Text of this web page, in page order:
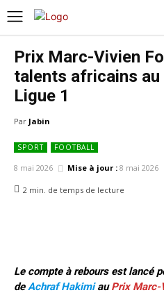
Prix Marc-Vivien
talents africains au
Ligue 1
Par Jabin
SPORT FOOTBALL
8 mai 2026 Mise à jour : 8 mai 2026
2 min. de temps de lecture
Le compte à rebours est lancé
deAchraf HakimiauPrix Marc-